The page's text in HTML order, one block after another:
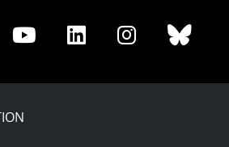
Share
Youtube
Share
LinkedIn
Share
Instagram